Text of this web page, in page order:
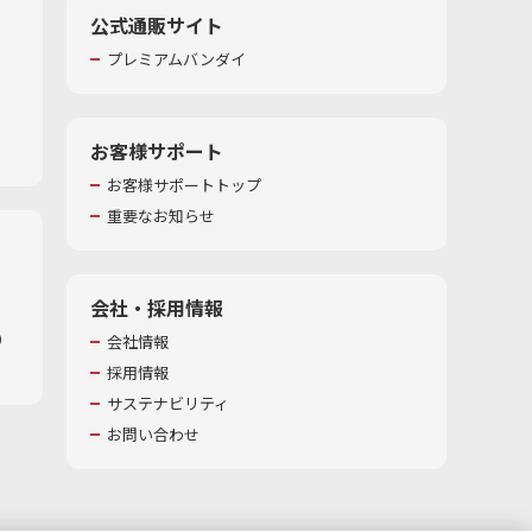
公式通販サイト
プレミアムバンダイ
お客様サポート
お客様サポートトップ
重要なお知らせ
会社・採用情報
会社情報
採用情報
サステナビリティ
お問い合わせ